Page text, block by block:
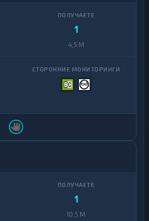
1
4,5 M
1
10,5 M